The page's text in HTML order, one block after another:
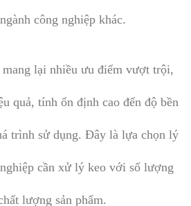
công nghiệp khác.
lại nhiều ưu điểm vượt trội,
quả, tính ổn định cao đến độ bền
trình sử dụng. Đây là lựa chọn lý
cần xử lý keo với số lượng
lượng sản phẩm.